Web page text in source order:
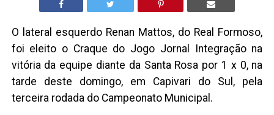
O lateral esquerdo Renan Mattos, do Real Formoso,
foi eleito o Craque do Jogo Jornal Integração na
vitória da equipe diante da Santa Rosa por 1 x 0, na
tarde deste domingo, em Capivari do Sul, pela
terceira rodada do Campeonato Municipal.